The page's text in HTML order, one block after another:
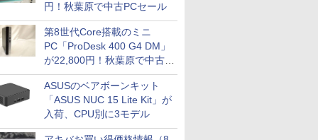
円！秋葉原で中古PCセール
第8世代Core搭載のミニ
PC「ProDesk 400 G4 DM」
が22,800円！秋葉原で中古
PCセール
ASUSのベアボーンキット
「ASUS NUC 15 Lite Kit」が
入荷、CPU別に3モデル